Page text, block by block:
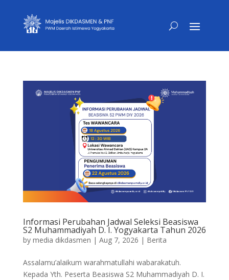
Informasi Perubahan Jadwal Seleksi Beasiswa
S2 Muhammadiyah D. I. Yogyakarta Tahun 2026
by media dikdasmen | Aug 7, 2026 | Berita
Assalamu’alaikum warahmatullahi wabarakatuh.
Kepada Yth. Peserta Beasiswa S2 Muhammadiyah D. I.